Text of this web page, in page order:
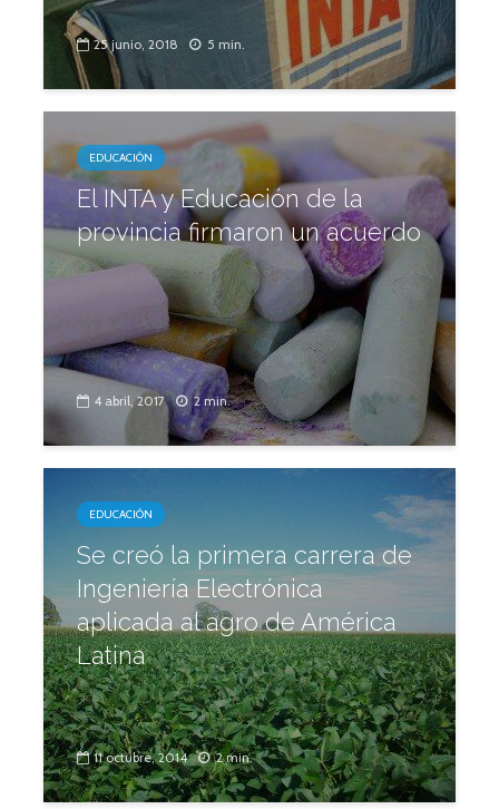
25 junio, 2018 5 min.
EDUCACIÓN
El INTA y Educación de la
provincia firmaron un acuerdo
4 abril, 2017 2 min.
EDUCACIÓN
Se creó la primera carrera de
Ingeniería Electrónica
aplicada al agro de América
Latina
11 octubre, 2014 2 min.